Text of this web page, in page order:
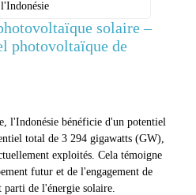
solaire –
photovoltaïque de
l'Indonésie bénéficie d'un potentiel
total de 3 294 gigawatts (GW),
exploités. Cela témoigne
futur et de l'engagement de
de l'énergie solaire.